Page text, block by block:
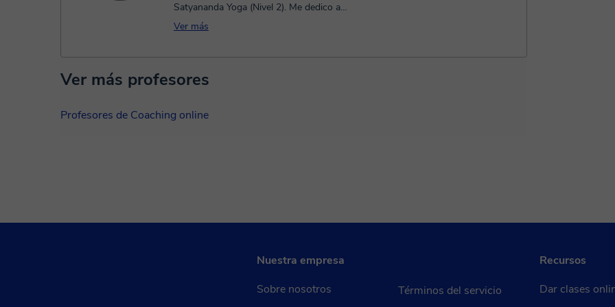
Satyananda Yoga (Nivel 2). Me dedico a
acompañar de forma online a perso...
Ver más
Ver más profesores
Profesores de Coaching online
Nuestra empresa
Sobre nosotros
Términos del servicio
Recursos
Dar clases